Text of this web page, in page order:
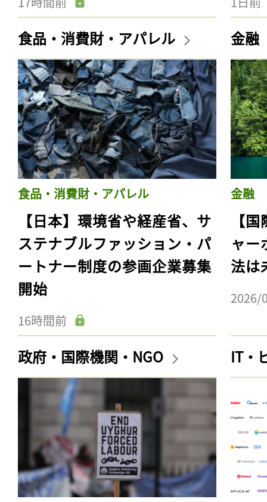
食品・消費財・アパレル
食品・消費財・アパレル
【日本】環境省や経産省、サ
ステナブルファッション・パ
ートナー制度の参画企業募集
開始
16時間前
金融
金融
【
ャー
法は
2026/
政府・国際機関・NGO IT・